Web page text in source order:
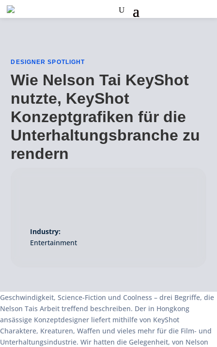
DESIGNER SPOTLIGHT
Wie Nelson Tai KeyShot
nutzte, KeyShot
Konzeptgrafiken für die
Unterhaltungsbranche zu
rendern
Industry:
Entertainment
Geschwindigkeit, Science-Fiction und Coolness – drei Begriffe, die
Nelson Tais Arbeit treffend beschreiben. Der in Hongkong
ansässige Konzeptdesigner liefert mithilfe von KeyShot
Charaktere, Kreaturen, Waffen und vieles mehr für die Film- und
Unterhaltungsindustrie. Wir hatten die Gelegenheit, von Nelson